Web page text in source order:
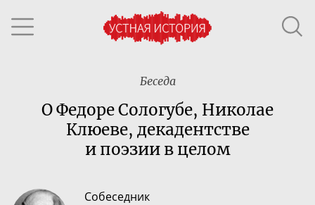
Беседа
О Федоре Сологубе, Николае
Клюеве, декадентстве
и поэзии в целом
Собеседник